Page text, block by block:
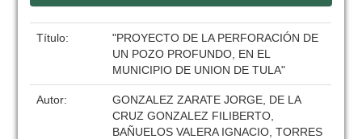
Título:
"PROYECTO DE LA PERFORACIÓN DE
UN POZO PROFUNDO, EN EL
MUNICIPIO DE UNION DE TULA"
Autor:
GONZALEZ ZARATE JORGE, DE LA
CRUZ GONZALEZ FILIBERTO,
BAÑUELOS VALERA IGNACIO, TORRES